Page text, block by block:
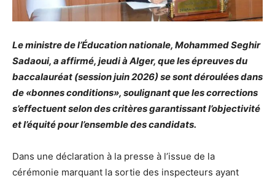
Le ministre de l’Éducation nationale, Mohammed Seghir
Sadaoui, a affirmé, jeudi à Alger, que les épreuves du
baccalauréat (session juin 2026) se sont déroulées dans
de «bonnes conditions», soulignant que les corrections
s’effectuent selon des critères garantissant l’objectivité
et l’équité pour l’ensemble des candidats.
Dans une déclaration à la presse à l’issue de la
cérémonie marquant la sortie des inspecteurs ayant